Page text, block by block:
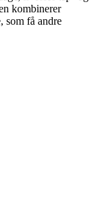
kombinerer
som få andre